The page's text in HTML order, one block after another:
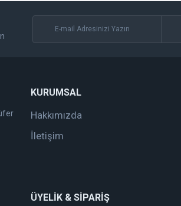
KURUMSAL
Hakkımızda
İletişim
ÜYELİK & SİPARİŞ